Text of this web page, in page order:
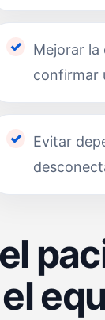
Mejorar la
confirmar
Evitar